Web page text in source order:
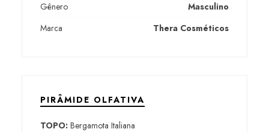
Gênero
Masculino
Marca
Thera Cosméticos
PIRÂMIDE OLFATIVA
TOPO:Bergamota Italiana